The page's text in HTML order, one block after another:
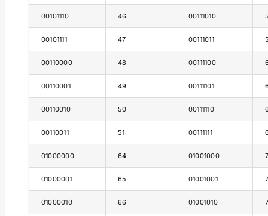
00101110 46 00111010
00101111 47 00111011
00110000 48 00111100
00110001 49 00111101
00110010 50 00111110
00110011 51 00111111
01000000 64 01001000
01000001 65 01001001
01000010 66 01001010